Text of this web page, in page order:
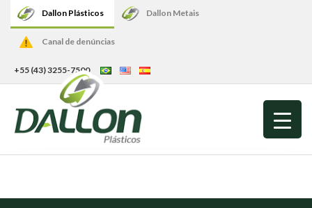
Dallon Plásticos Dallon Metais
Canal de denúncias
+55 (43) 3255-7500